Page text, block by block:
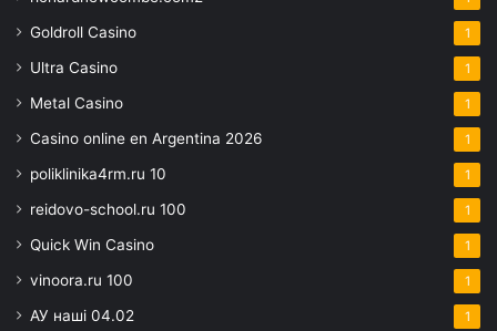
Goldroll Casino 1
Ultra Casino 1
Metal Casino 1
Casino online en Argentina 2026 1
poliklinika4rm.ru 10 1
reidovo-school.ru 100 1
Quick Win Casino 1
vinoora.ru 100 1
АУ наші 04.02 1